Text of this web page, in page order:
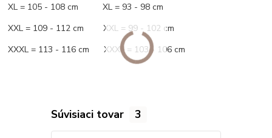
XL = 105 - 108 cm XL = 93 - 98 cm
XXL = 109 - 112 cm XXL = 99 - 102 cm
XXXL = 113 - 116 cm XXXL = 103 - 106 cm
Súvisiaci tovar 3